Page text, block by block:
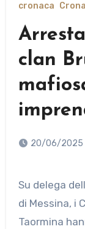
cronaca
clan
20/06/2025
Su delega della Direzione Distrettuale Antimafia
di Messina, i
Taormina